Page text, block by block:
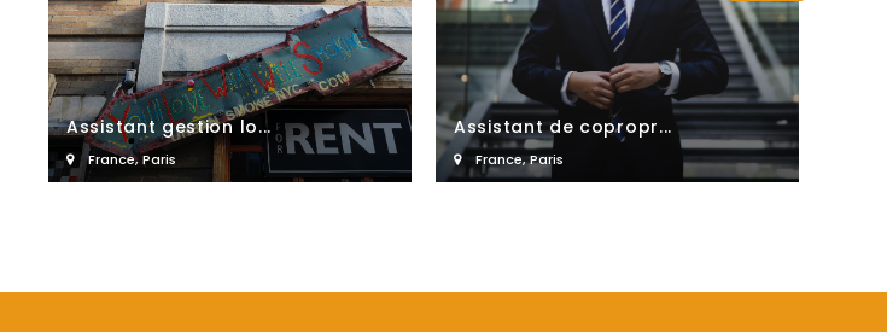
Assistant gestion lo...
France,Paris
Assistant de copropr...
France,Paris